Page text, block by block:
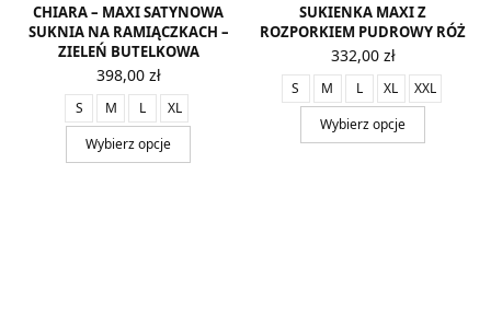
CHIARA – MAXI SATYNOWA
SUKNIA NA RAMIĄCZKACH –
ZIELEŃ BUTELKOWA
398,00 zł
S M L
XL
Wybierz opcje
SUKIENKA MAXI Z
ROZPORKIEM PUDROWY RÓŻ
332,00 zł
S M L XL
XXL
Wybierz opcje